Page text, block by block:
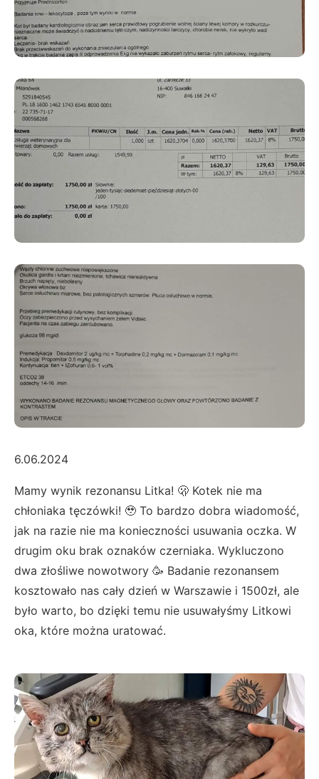
6.06.2024
Mamy wynik rezonansu Litka! 🫢 Kotek nie ma
chłoniaka tęczówki! 🥹 To bardzo dobra wiadomość,
jak na razie nie ma konieczności usuwania oczka. W
drugim oku brak oznaków czerniaka. Wykluczono
dwa złośliwe nowotwory 🥳 Badanie rezonansem
kosztowało nas cały dzień w Warszawie i 1500zł, ale
było warto, bo dzięki temu nie usuwałyśmy Litkowi
oka, które można uratować.